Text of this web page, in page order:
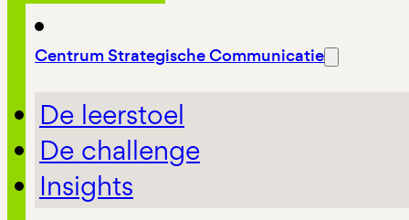
Centrum Strategische Communicatie
De leerstoel
De challenge
Insights